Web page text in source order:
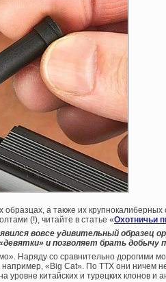
а также их
(!), читайте в статье «Охотничьи
вовсе удивительный образец
и позволяет брать добычу
Наряду со сравнительно дорогими
«Big Cat». По ТТХ они ничем
уровне китайских и турецких клонов и